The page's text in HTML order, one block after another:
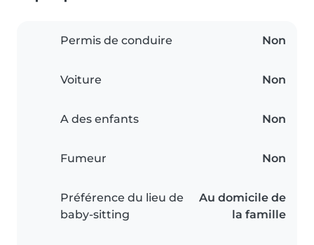
Permis de conduire Non
Voiture Non
A des enfants Non
Fumeur Non
Préférence du lieu de
baby-sitting
Au domicile de
la famille